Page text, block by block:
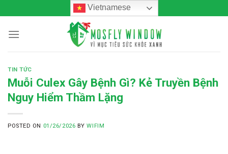
to
content
Vietnamese
TIN TỨC
Muỗi Culex Gây Bệnh Gì? Kẻ Truyền Bệnh
Nguy Hiểm Thầm Lặng
POSTED ON 01/26/2026 BYWIFIM